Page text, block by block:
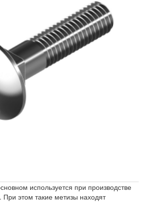
используется при производстве
этом такие метизы находят